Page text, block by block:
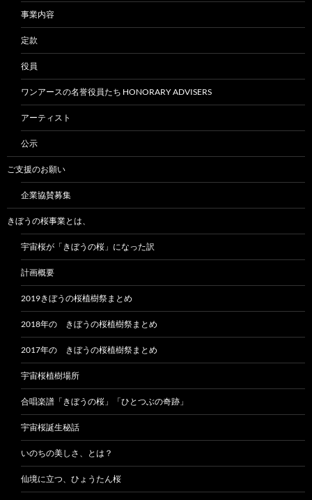
事業内容
定款
役員
ワンアースの名誉役員たち HONORARY ADVISERS
アーティスト
公示
ご支援のお願い
企業協賛募集
きぼうの桜事業とは、
宇宙桜が「きぼうの桜」になった訳
計画概要
2019きぼうの桜植樹祭まとめ
2018年の きぼうの桜植樹祭まとめ
2017年の きぼうの桜植樹祭まとめ
宇宙桜植樹場所
合唱楽譜「きぼうの桜」「ひとつぶの奇跡」
宇宙桜誕生秘話
いのちの美しさ、とは？
仙境に立つ、ひょうたん桜